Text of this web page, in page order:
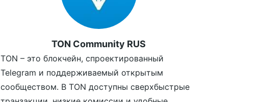
TON Community RUS
TON – это блокчейн, спроектированный
Telegram и поддерживаемый открытым
сообществом. В TON доступны сверхбыстрые